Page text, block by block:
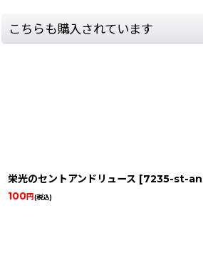
こちらも購入されています
栄光のセントアンドリュース [7235-st-
100円(税込)